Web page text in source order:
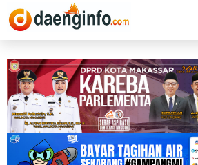
Lewati
ke